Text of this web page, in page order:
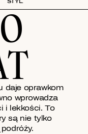
STYL.
daje oprawkom
wprowadza
i lekkości. To
są nie tylko